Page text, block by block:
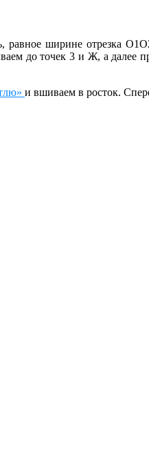
равное ширине отрезка
до точек 3 и Ж, а
и вшиваем в росток.